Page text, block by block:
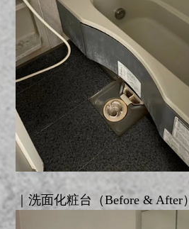
｜洗面化粧台（Before & After）